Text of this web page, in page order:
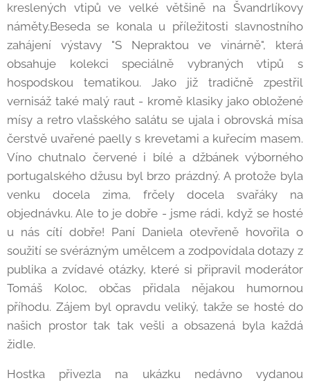
kreslených vtipů ve velké většině na Švandrlíkovy
náměty.Beseda se konala u příležitosti slavnostního
zahájení výstavy "S Nepraktou ve vinárně", která
obsahuje kolekci speciálně vybraných vtipů s
hospodskou tematikou. Jako již tradičně zpestřil
vernisáž také malý raut - kromě klasiky jako obložené
mísy a retro vlašského salátu se ujala i obrovská mísa
čerstvě uvařené paelly s krevetami a kuřecím masem.
Víno chutnalo červené i bílé a džbánek výborného
portugalského džusu byl brzo prázdný. A protože byla
venku docela zima, frčely docela svařáky na
objednávku. Ale to je dobře - jsme rádi, když se hosté
u nás cítí dobře! Paní Daniela otevřeně hovořila o
soužití se svérázným umělcem a zodpovídala dotazy z
publika a zvídavé otázky, které si připravil moderátor
Tomáš Koloc, občas přidala nějakou humornou
příhodu. Zájem byl opravdu veliký, takže se hosté do
našich prostor tak tak vešli a obsazená byla každá
židle.
Hostka přivezla na ukázku nedávno vydanou